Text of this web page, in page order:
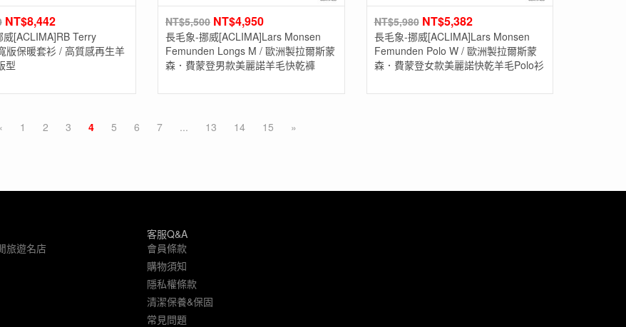
NT$8,442
[ACLIMA]RB Terry
版保暖套衫 / 高質感再生羊
型
NT$5,500 NT$4,950
長毛象-挪威[ACLIMA]Lars Monsen
Femunden Longs M / 歐洲製拉爾斯蒙
森．費蒙登男款美麗諾羊毛快乾褲
NT$5,980 NT$5,382
長毛象-挪威[ACLIMA]Lars Monsen
Femunden Polo W / 歐洲製拉爾斯蒙
森．費蒙登女款美麗諾快乾羊毛Polo衫
1 2 3 4 5 6 7 ... 13 14 15 »
旅遊名店
客服Q&A
會員條款
購物須知
隱私權條款
清潔保養&保固
常見問題